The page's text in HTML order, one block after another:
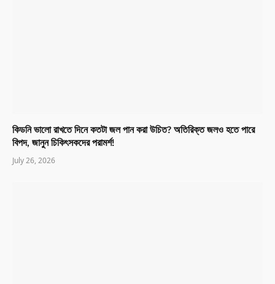
কিডনি ভালো রাখতে দিনে কতটা জল পান করা উচিত? অতিরিক্ত জলও হতে পারে
বিপদ, জানুন চিকিৎসকদের পরামর্শ!
July 26, 2026